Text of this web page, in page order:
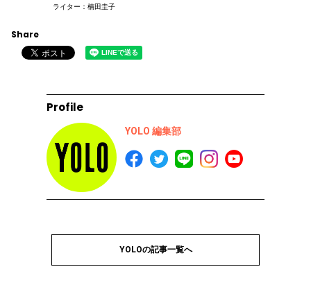
ライター：楠田圭子
Share
Profile
YOLO 編集部
YOLOの記事一覧へ